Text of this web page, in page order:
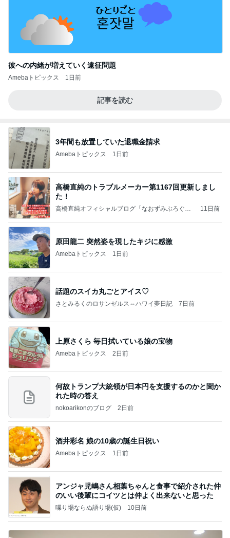
彼への内緒が増えていく遠征問題
Amebaトピックス 1日前
記事を読む
3年間も放置していた退職金請求
Amebaトピックス 1日前
高橋直純のトラブルメーカー第1167回更新しまし
た！
高橋直純オフィシャルブログ「なおずみぶろぐ」
11日前
原田龍二 突然姿を現したキジに感激
Amebaトピックス 1日前
話題のスイカ丸ごとアイス♡
さとみるくのロサンゼルス⇔ハワイ夢日記 7日前
上原さくら 毎日拭いている娘の宝物
Amebaトピックス 2日前
何故トランプ大統領が日本円を支援するのかと聞か
れた時の答え
nokoarikonのブログ 2日前
酒井彩名 娘の10歳の誕生日祝い
Amebaトピックス 1日前
アンジャ児嶋さん相葉ちゃんと食事で紹介された仲
のいい後輩にコイツとは仲よく出来ないと思った
喋り場ならぬ語り場(仮) 10日前